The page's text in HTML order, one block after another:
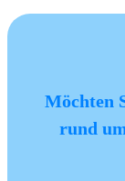
Möchten
rund